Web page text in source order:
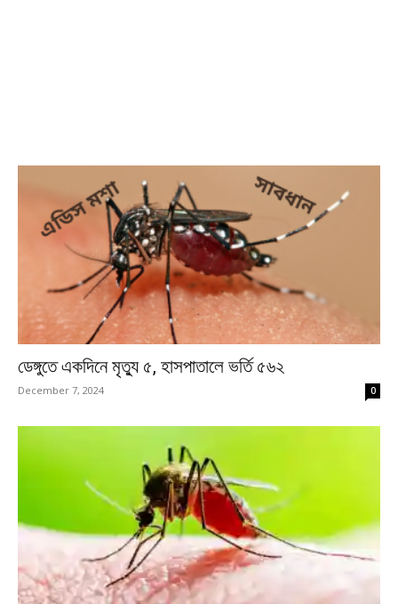
ডেঙ্গুতে একদিনে মৃত্যু ৫, হাসপাতালে ভর্তি ৫৬২
December 7, 2024 0